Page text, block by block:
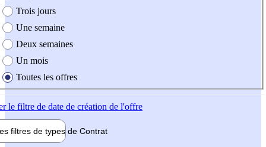
Trois jours
Une semaine
Deux semaines
Un mois
Toutes les offres
le filtre de date de création de l'offre
filtres de types de Contrat